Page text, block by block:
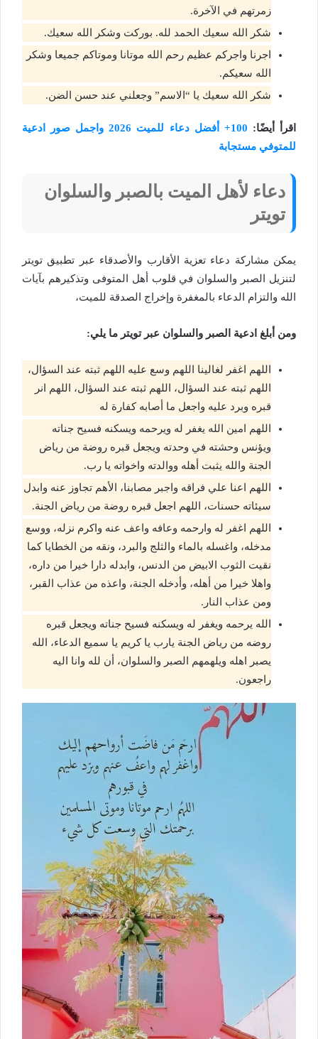
زمرتهم في الآخرة.
شكر الله سعيك الحمد لله. بوركت وشكر الله سعيك.
اجرنا واجركم عظيم رحم الله موتانا وموتاكم جميعا وشكر
الله سعيكم.
شكر الله سعيك يا “الاسم” وجعلني عند حسن الضن.
اقرأ أيضًا:
100+ أفضل دعاء للميت 2026 واجمل صور ادعية
للمتوفي مستجابة
دعاء لأهل الميت بالصبر والسلوان
تويتر
يمكن مشاركة دعاء تعزية الأقارب والأصدقاء عبر تطبيق تويتر
لتنزيل الصبر والسلوان في قلوب أهل المتوفى وتذكيرهم بآيات
الله والتزام الدعاء بالمغفرة وإخراج الصدقة للميت،
ومن أبلغ ادعية الصبر والسلوان عبر تويتر ما يلي:
اللهم اغفر لغالينا اللهم وسع عليه اللهم ثبته عند السؤال،
اللهم ثبته عند السؤال، اللهم ثبته عند السؤال، اللهم انر
قبره وبرد عليه واجعل ما أصابه كفارة له
اللهم امين الله يغفر له ويرحمه ويسكنه فسيح جناته
ويؤنس وحشته في وحدته ويجعل قبره روضة من رياض
الجنة والله يثبت أهله ووالدته واخواته يا رب.
اللهم اعنا علي فراقه واجبر مصابنا، الأهم تجاوز عنه وابدل
سيئاته حسنات، اللهم اجعل قبره روضة من رياض الجنة.
اللهم اغفر له وارحمه وعافه واعف عنه واكرم نزله، ووسع
مدخله، واغسله بالماء والثلج والبرد، ونقه من الخطايا كما
نقيت الثوب الابيض من الدنس، وابدله دارا خيرا من داره،
واهلا خيرا من أهله، وأدخله الجنة، واعذه من عذاب القبر،
ومن عذاب النار.
الله يرحمه ويغفر له ويسكنه فسيح جناته ويجعل قبره
روضه من رياض الجنة يارب يا كريم يا سميع الدعاء، الله
يصبر اهله ويلهمهم الصبر والسلوان، أن لله وانا اليه
راجعون.